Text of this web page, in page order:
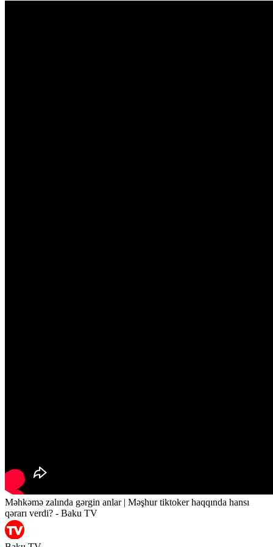
Məhkəmə zalında gərgin anlar | Məşhur tiktoker haqqında hansı
qərarı verdi? - Baku TV